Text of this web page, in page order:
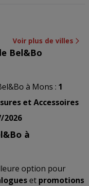
Voir plus de villes
Bel&Bo
à Mons : 1
et Accessoires
2026
à
option pour
et promotions